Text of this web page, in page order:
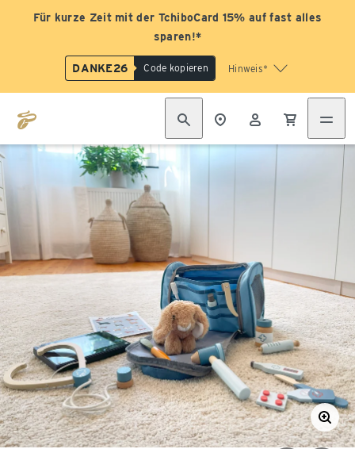
Für kurze Zeit mit der TchiboCard 15% auf fast alles
sparen!*
DANKE26 Code kopieren Hinweis*